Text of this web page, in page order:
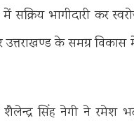
सक्रिय भागीदारी कर
के समग्र
शैलेन्द्र सिंह नेगी ने रमेश